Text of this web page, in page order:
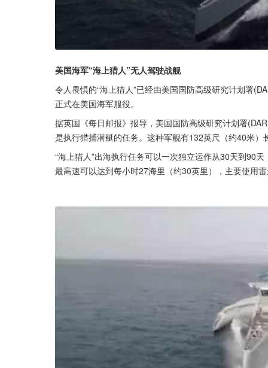
美国海军“海上猎人”无人驾驶战舰
令人畏惧的“海上猎人”已经由美国国防高级研究计划署
正式在美国海军服役。
据英国《每日邮报》报导，美国国防高级研究计划署
是执行猎捕潜艇的任务。这种军舰有132英尺（约40米
“海上猎人”出海执行任务可以一次独立运作从30天到90
最高速可以达到每小时27海里（约30英里），主要使用